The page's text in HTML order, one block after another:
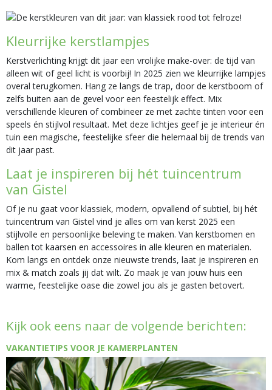
Kleurrijke kerstlampjes
Kerstverlichting krijgt dit jaar een vrolijke make-over: de tijd van
alleen wit of geel licht is voorbij! In 2025 zien we kleurrijke lampjes
overal terugkomen. Hang ze langs de trap, door de kerstboom of
zelfs buiten aan de gevel voor een feestelijk effect. Mix
verschillende kleuren of combineer ze met zachte tinten voor een
speels én stijlvol resultaat. Met deze lichtjes geef je je interieur én
tuin een magische, feestelijke sfeer die helemaal bij de trends van
dit jaar past.
Laat je inspireren bij hét tuincentrum
van Gistel
Of je nu gaat voor klassiek, modern, opvallend of subtiel, bij hét
tuincentrum van Gistel vind je alles om van kerst 2025 een
stijlvolle en persoonlijke beleving te maken. Van kerstbomen en
ballen tot kaarsen en accessoires in alle kleuren en materialen.
Kom langs en ontdek onze nieuwste trends, laat je inspireren en
mix & match zoals jij dat wilt. Zo maak je van jouw huis een
warme, feestelijke oase die zowel jou als je gasten betovert.
Kijk ook eens naar de volgende berichten:
VAKANTIETIPS VOOR JE KAMERPLANTEN